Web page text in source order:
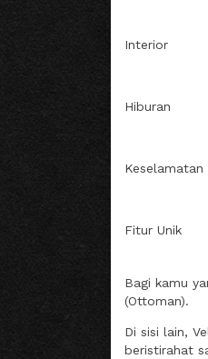
Interior
Hiburan
Keselamatan
Fitur Unik
Bagi kamu
(Ottoman).
Di sisi lain,
beristirahat